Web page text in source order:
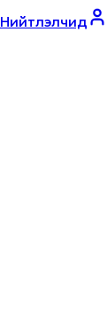
Нийтлэлчид